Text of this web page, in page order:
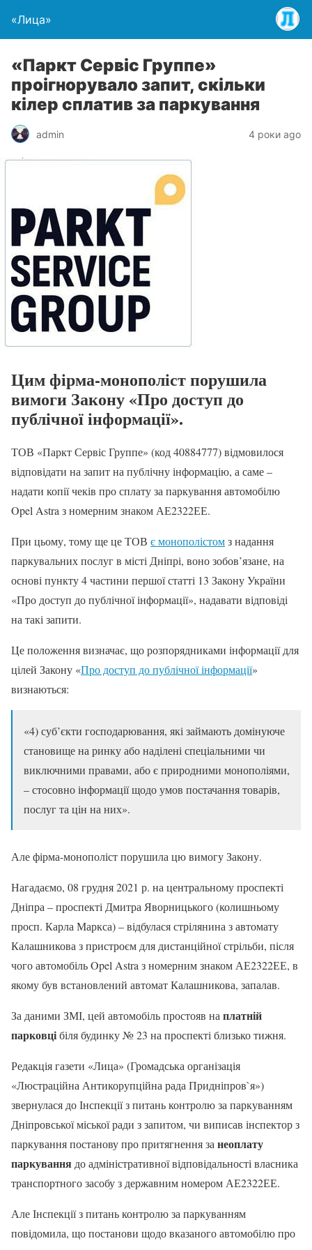
«Лица»
«Паркт Сервіс Группе»
проігнорувало запит, скільки
кілер сплатив за паркування
admin 4 роки ago
Цим фірма-монополіст порушила
вимоги Закону «Про доступ до
публічної інформації».
ТОВ «Паркт Сервіс Группе» (код 40884777) відмовилося
відповідати на запит на публічну інформацію, а саме –
надати копії чеків про сплату за паркування автомобілю
Opel Astra з номерним знаком АЕ2322ЕЕ.
При цьому, тому ще це ТОВ є монополістомз надання
паркувальних послуг в місті Дніпрі, воно зобов’язане, на
основі пункту 4 частини першої статті 13 Закону України
«Про доступ до публічної інформації», надавати відповіді
на такі запити.
Це положення визначає, що розпорядниками інформації для
цілей Закону «Про доступ до публічної інформації»
визнаються:
«4) суб’єкти господарювання, які займають домінуюче
становище на ринку або наділені спеціальними чи
виключними правами, або є природними монополіями,
– стосовно інформації щодо умов постачання товарів,
послуг та цін на них».
Але фірма-монополіст порушила цю вимогу Закону.
Нагадаємо, 08 грудня 2021 р. на центральному проспекті
Дніпра – проспекті Дмитра Яворницького (колишньому
просп. Карла Маркса) – відбулася стрілянина з автомату
Калашникова з пристроєм для дистанційної стрільби, після
чого автомобіль Opel Astra з номерним знаком АЕ2322ЕЕ, в
якому був встановлений автомат Калашникова, запалав.
За даними ЗМІ, цей автомобіль простояв на платній
парковцібіля будинку № 23 на проспекті близько тижня.
Редакція газети «Лица» (Громадська організація
«Люстраційна Антикорупційна рада Придніпров`я»)
звернулася до Інспекції з питань контролю за паркуванням
Дніпровської міської ради з запитом, чи виписав інспектор з
паркування постанову про притягнення за неоплату
паркування до адміністративної відповідальності власника
транспортного засобу з державним номером АЕ2322ЕЕ.
Але Інспекції з питань контролю за паркуванням
повідомила, що постанови щодо вказаного автомобілю про